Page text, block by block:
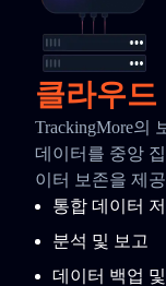
클라우드
TrackingMore의
데이터를 중앙
이터 보존을 제
통합 데이터
분석 및 보고
데이터 백업